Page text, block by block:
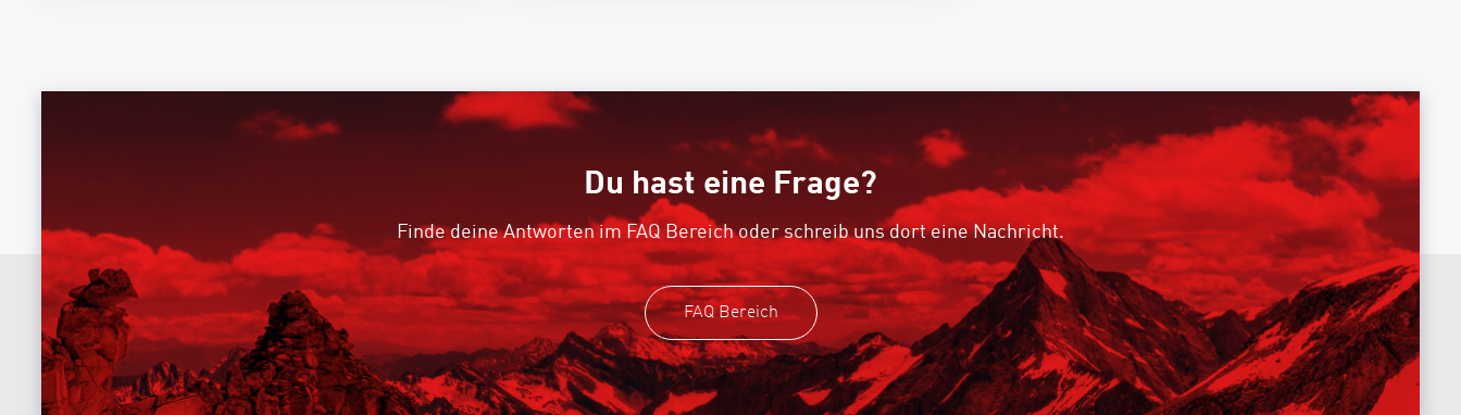
Du hast eine Frage?
Finde deine Antworten im FAQ Bereich oder schreib uns dort eine Nachricht.
FAQ Bereich